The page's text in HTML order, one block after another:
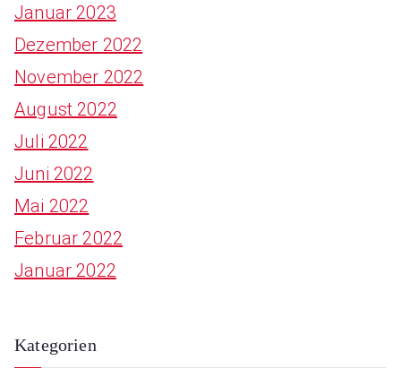
Januar 2023
Dezember 2022
November 2022
August 2022
Juli 2022
Juni 2022
Mai 2022
Februar 2022
Januar 2022
Kategorien